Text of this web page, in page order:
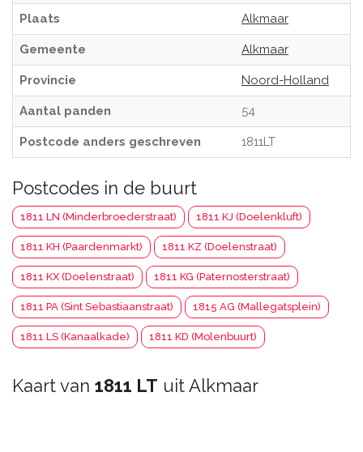
Plaats Alkmaar
Gemeente Alkmaar
Provincie Noord-Holland
Aantal panden 54
Postcode anders geschreven 1811LT
Postcodes in de buurt
1811 LN (Minderbroederstraat) 1811 KJ (Doelenkluft)
1811 KH (Paardenmarkt) 1811 KZ (Doelenstraat)
1811 KX (Doelenstraat) 1811 KG (Paternosterstraat)
1811 PA (Sint Sebastiaanstraat) 1815 AG (Mallegatsplein)
1811 LS (Kanaalkade) 1811 KD (Molenbuurt)
Kaart van 1811 LT uit Alkmaar